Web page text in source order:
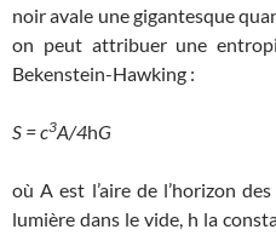
noir avale une gigantesque
on peut attribuer une
Bekenstein-Hawking :
S = c3A/4hG
où A est l’aire de l’horizon
lumière dans le vide, h la